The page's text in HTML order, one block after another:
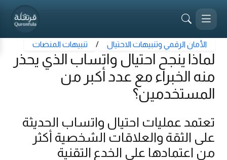
الأمان الرقمي وتنبيهات الاحتيال / تنبيهات المنصات
لماذا ينجح احتيال واتساب الذي يحذر
منه الخبراء مع عدد أكبر من
المستخدمين؟
تعتمد عمليات احتيال واتساب الحديثة
على الثقة والعلاقات الشخصية أكثر
من اعتمادها على الخدع التقنية